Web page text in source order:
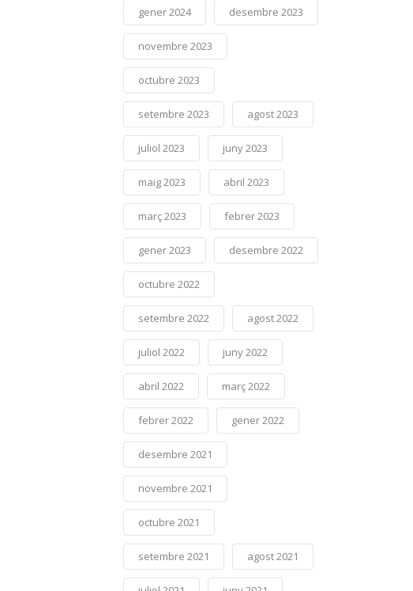
gener 2024 desembre 2023
novembre 2023
octubre 2023
setembre 2023 agost 2023
juliol 2023 juny 2023
maig 2023 abril 2023
març 2023 febrer 2023
gener 2023 desembre 2022
octubre 2022
setembre 2022 agost 2022
juliol 2022 juny 2022
abril 2022 març 2022
febrer 2022 gener 2022
desembre 2021
novembre 2021
octubre 2021
setembre 2021 agost 2021